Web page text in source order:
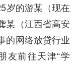
岁的游某（现在
某（江西省高安
的网络放贷行业
友前往天津“学